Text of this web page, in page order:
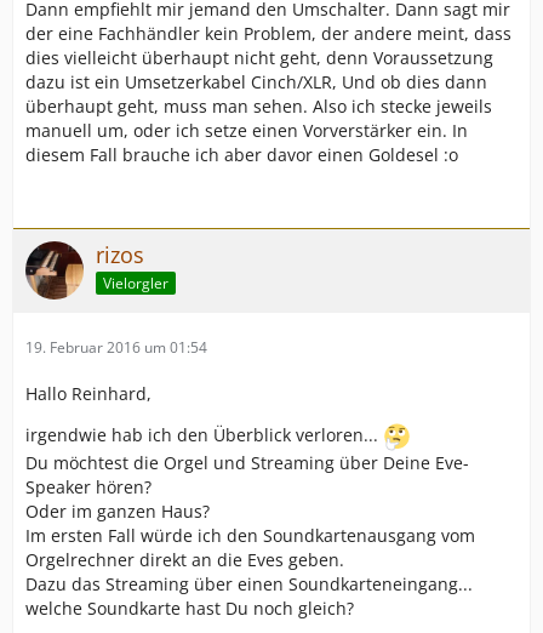
Dann empfiehlt mir jemand den Umschalter. Dann sagt mir
der eine Fachhändler kein Problem, der andere meint, dass
dies vielleicht überhaupt nicht geht, denn Voraussetzung
dazu ist ein Umsetzerkabel Cinch/XLR, Und ob dies dann
überhaupt geht, muss man sehen. Also ich stecke jeweils
manuell um, oder ich setze einen Vorverstärker ein. In
diesem Fall brauche ich aber davor einen Goldesel :o
rizos
Vielorgler
19. Februar 2016 um 01:54
Hallo Reinhard,
irgendwie hab ich den Überblick verloren...
Du möchtest die Orgel und Streaming über Deine Eve-
Speaker hören?
Oder im ganzen Haus?
Im ersten Fall würde ich den Soundkartenausgang vom
Orgelrechner direkt an die Eves geben.
Dazu das Streaming über einen Soundkarteneingang...
welche Soundkarte hast Du noch gleich?